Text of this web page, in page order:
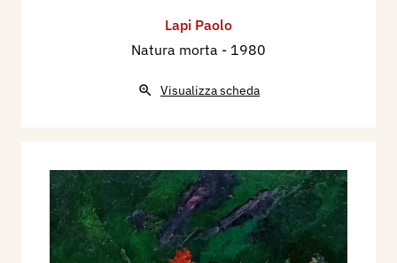
Lapi Paolo
Natura morta - 1980
Visualizza scheda